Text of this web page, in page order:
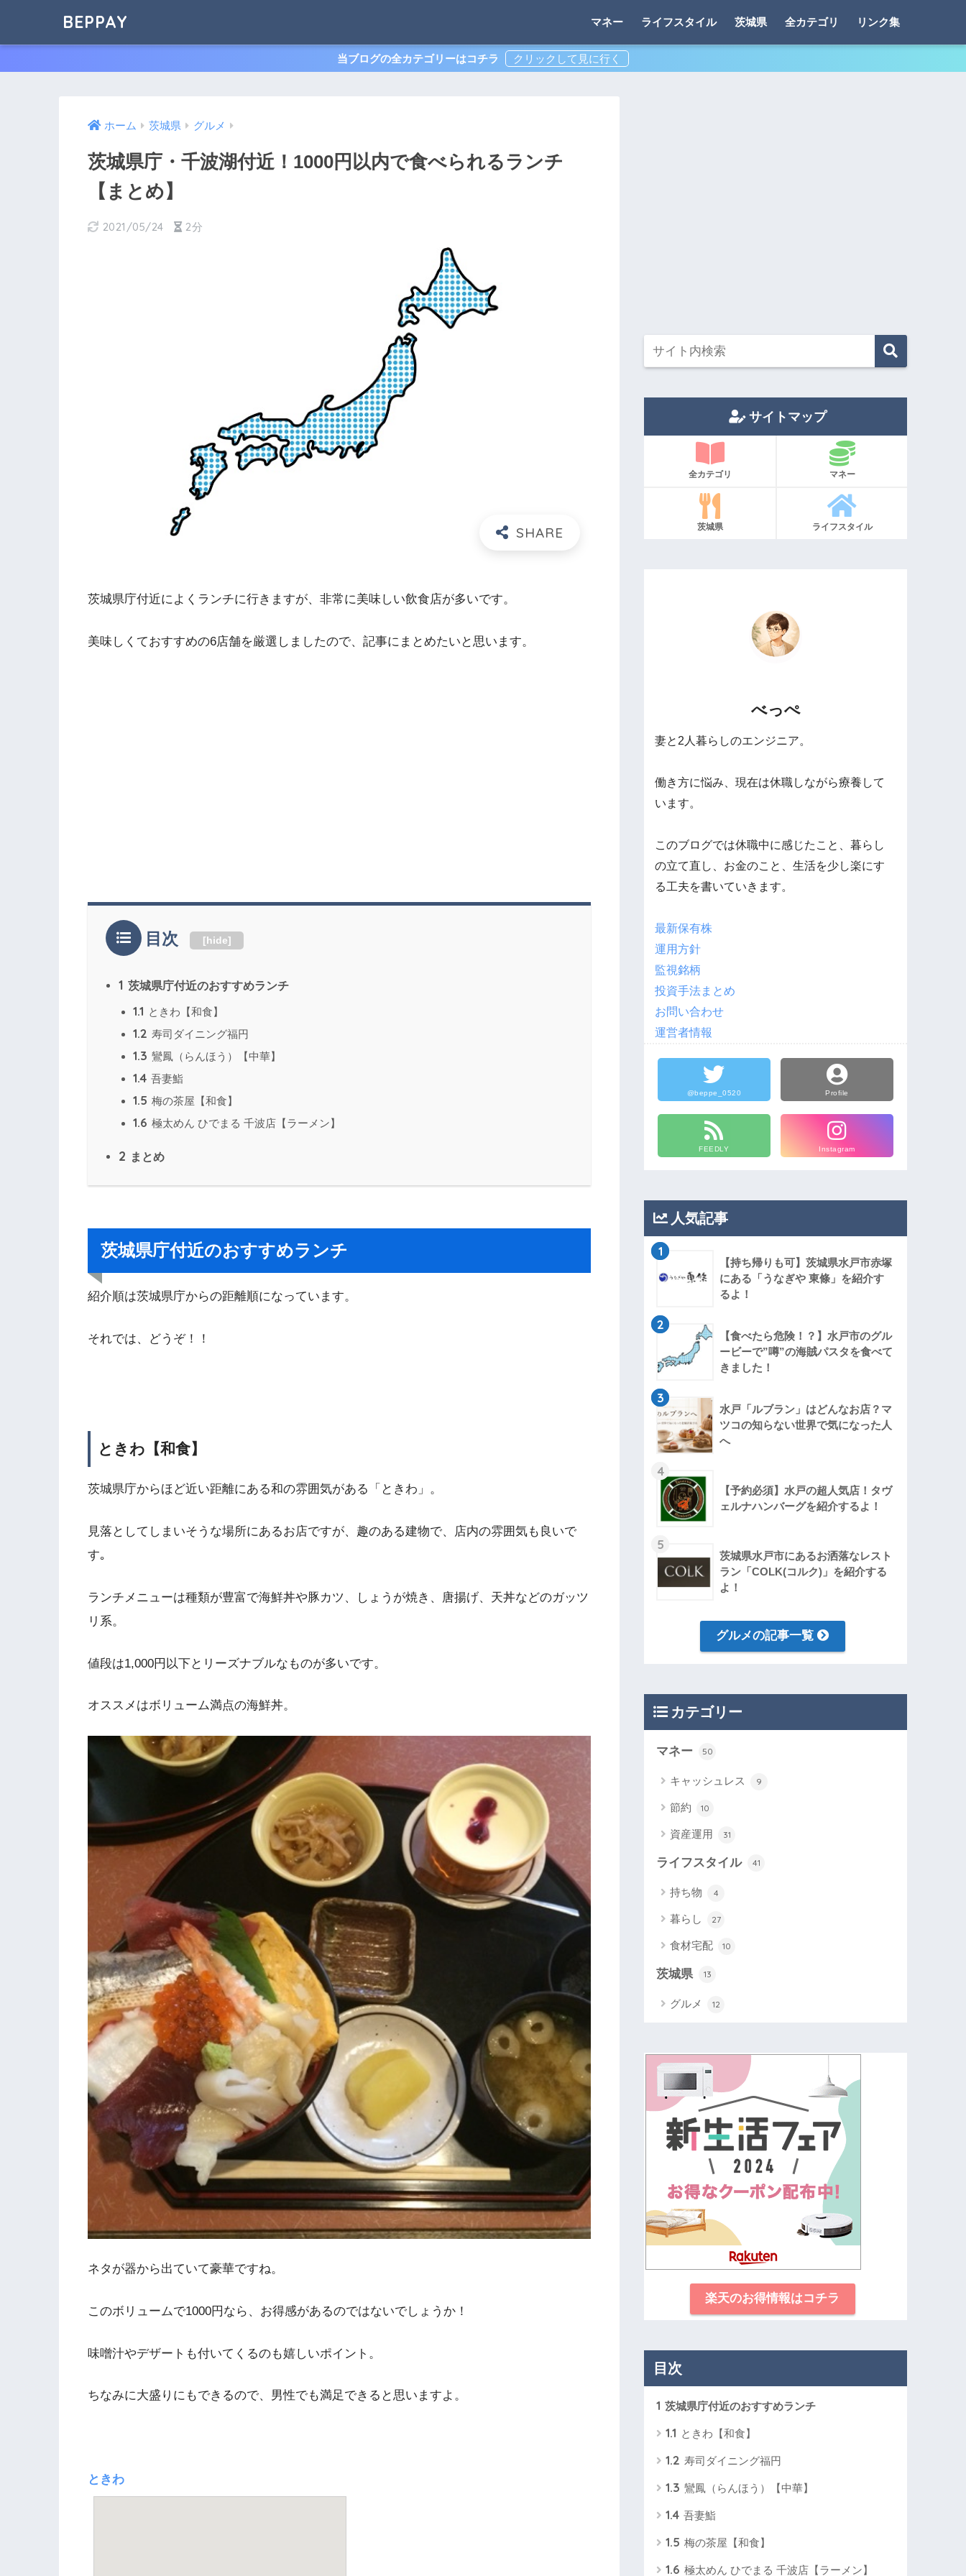
BEPPAY マネー ライフスタイル 茨城県 全カテゴリ リンク集
当ブログの全カテゴリーはコチラ
ホーム 茨城県 グルメ
茨城県庁・千波湖付近！1000円以内で食べられるランチ
【まとめ】
2021/05/24 2分
茨城県庁付近によくランチに行きますが、非常に美味しい飲食店が多いです。
美味しくておすすめの6店舗を厳選しましたので、記事にまとめたいと思います。
目次 [hide]
1 茨城県庁付近のおすすめランチ
1.1 ときわ【和食】
1.2 寿司ダイニング福円
1.3 鸞鳳（らんほう）【中華】
1.4 吾妻鮨
1.5 梅の茶屋【和食】
1.6 極太めん ひでまる 千波店【ラーメン】
2 まとめ
茨城県庁付近のおすすめランチ
紹介順は茨城県庁からの距離順になっています。
それでは、どうぞ！！
ときわ【和食】
茨城県庁からほど近い距離にある和の雰囲気がある「ときわ」。
見落としてしまいそうな場所にあるお店ですが、趣のある建物で、店内の雰囲気も良いで
す｡
ランチメニューは種類が豊富で海鮮丼や豚カツ、しょうが焼き、唐揚げ、天丼などのガッツ
リ系。
値段は1,000円以下とリーズナブルなものが多いです。
オススメはボリューム満点の海鮮丼。
ネタが器から出ていて豪華ですね。
このボリュームで1000円なら、お得感があるのではないでしょうか！
味噌汁やデザートも付いてくるのも嬉しいポイント。
ちなみに大盛りにもできるので、男性でも満足できると思いますよ。
ときわ
サイトマップ
全カテゴリ マネー
茨城県 ライフスタイル
べっぺ
妻と2人暮らしのエンジニア。
働き方に悩み、現在は休職しながら療養して
います。
このブログでは休職中に感じたこと、暮らし
の立て直し、お金のこと、生活を少し楽にす
る工夫を書いていきます。
最新保有株
運用方針
監視銘柄
投資手法まとめ
お問い合わせ
運営者情報
@beppe_0520 Profile
FEEDLY Instagram
人気記事
1
【持ち帰りも可】茨城県水戸市赤塚
にある「うなぎや 東條」を紹介す
るよ！
2
【食べたら危険！？】水戸市のグル
ービーで”噂”の海賊パスタを食べて
きました！
3
水戸「ルブラン」はどんなお店？マ
ツコの知らない世界で気になった人
へ
4
【予約必須】水戸の超人気店！タヴ
ェルナハンバーグを紹介するよ！
5
茨城県水戸市にあるお洒落なレスト
ラン「COLK(コルク)」を紹介する
よ！
グルメの記事一覧
カテゴリー
マネー 50
キャッシュレス 9
節約 10
資産運用 31
ライフスタイル 41
持ち物 4
暮らし 27
食材宅配 10
茨城県 13
グルメ 12
楽天のお得情報はコチラ
目次
1 茨城県庁付近のおすすめランチ
1.1 ときわ【和食】
1.2 寿司ダイニング福円
1.3 鸞鳳（らんほう）【中華】
1.4 吾妻鮨
1.5 梅の茶屋【和食】
1.6 極太めん ひでまる 千波店【ラーメン】